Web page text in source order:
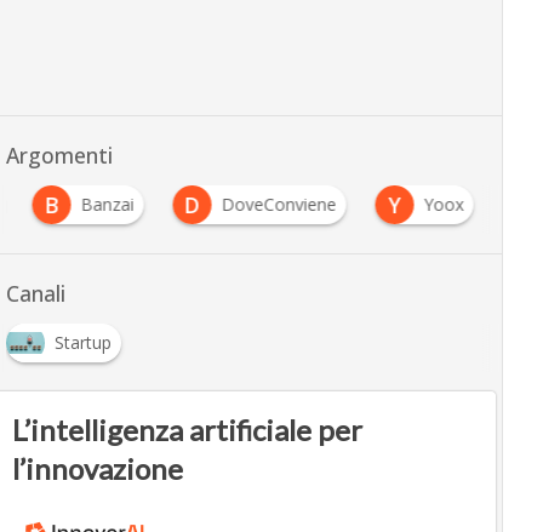
Argomenti
B Banzai D DoveConviene Y Yoox
Canali
Startup
L’intelligenza artificiale per
l’innovazione